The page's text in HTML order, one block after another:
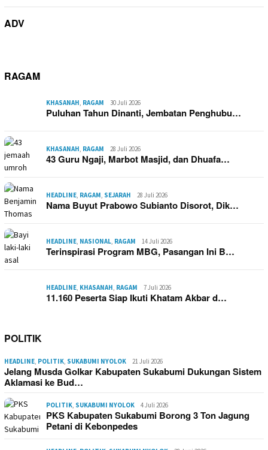
ADV
RAGAM
KHASANAH RAGAM 30 Juli 2026
Puluhan Tahun Dinanti, Jembatan Penghubu…
KHASANAH RAGAM 28 Juli 2026
43 Guru Ngaji, Marbot Masjid, dan Dhuafa…
HEADLINE RAGAM SEJARAH 28 Juli 2026
Nama Buyut Prabowo Subianto Disorot, Dik…
HEADLINE NASIONAL RAGAM 14 Juli 2026
Terinspirasi Program MBG, Pasangan Ini B…
HEADLINE KHASANAH RAGAM 7 Juli 2026
11.160 Peserta Siap Ikuti Khatam Akbar d…
POLITIK
HEADLINE POLITIK SUKABUMI NYOLOK 21 Juli 2026
Jelang Musda Golkar Kabupaten Sukabumi Dukungan Sistem
Aklamasi ke Bud…
POLITIK SUKABUMI NYOLOK 4 Juli 2026
PKS Kabupaten Sukabumi Borong 3 Ton Jagung
Petani di Kebonpedes